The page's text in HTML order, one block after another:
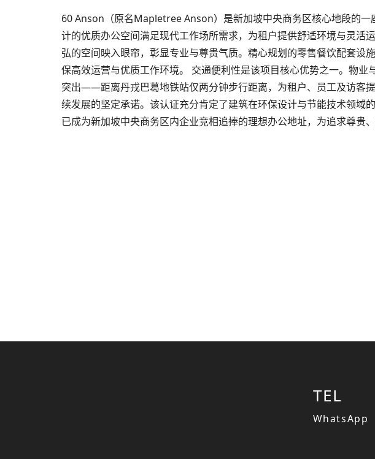
60 Anson（原名Mapletree Anson）是新加坡中央商务区核心地段的
计的优质办公空间满足现代工作场所需求，为租户提供舒适环境与灵
弘的空间映入眼帘，彰显专业与尊贵气质。精心规划的零售餐饮配套
保高效运营与优质工作环境。 交通便利性是该项目核心优势之一。物
突出——距离丹戎巴葛地铁站仅两分钟步行距离，为租户、员工及访客
续发展的坚定承诺。该认证充分肯定了建筑在环保设计与节能技术领
已成为新加坡中央商务区内企业竞相追捧的理想办公地址，为追求尊贵
TEL
WhatsApp